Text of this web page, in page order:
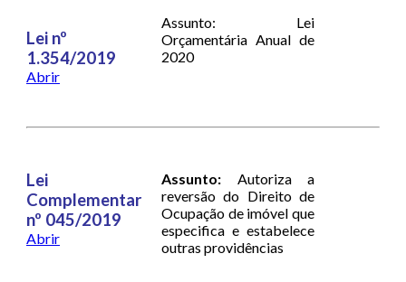
Lei nº
1.354/2019
Abrir
Assunto: Lei
Orçamentária Anual de
2020
Lei
Complementar
nº 045/2019
Abrir
Assunto: Autoriza a
reversão do Direito de
Ocupação de imóvel que
especifica e estabelece
outras providências